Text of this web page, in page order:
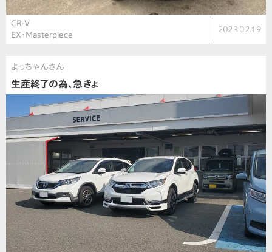
CR-V
EX・Masterpiece
2023.02.19
よっちゃんさん
生産終了の為、急きょ